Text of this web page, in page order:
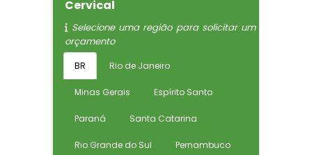
Cervical
Selecione uma região para solicitar um
orçamento
BR Rio de Janeiro
Minas Gerais Espírito Santo
Paraná Santa Catarina
Rio Grande do Sul Pernambuco